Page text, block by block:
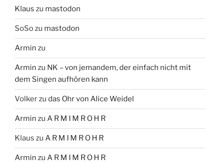
Klaus zu mastodon
SoSozu mastodon
Armin zu
Armin zu NK – von jemandem, der einfach nicht mit
dem Singen aufhören kann
Volkerzu das Ohr von Alice Weidel
Armin zu A R M I M R O H R
Klaus zu A R M I M R O H R
Armin zu A R M I M R O H R